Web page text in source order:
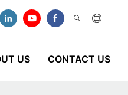
US CONTACT US